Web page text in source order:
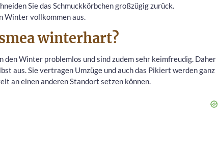
Sie das Schmuckkörbchen großzügig zurück.
Winter vollkommen aus.
winterhart?
den Winter problemlos und sind zudem sehr keimfreudig. Daher
aus. Sie vertragen Umzüge und auch das Pikiert werden ganz
an einen anderen Standort setzen können.